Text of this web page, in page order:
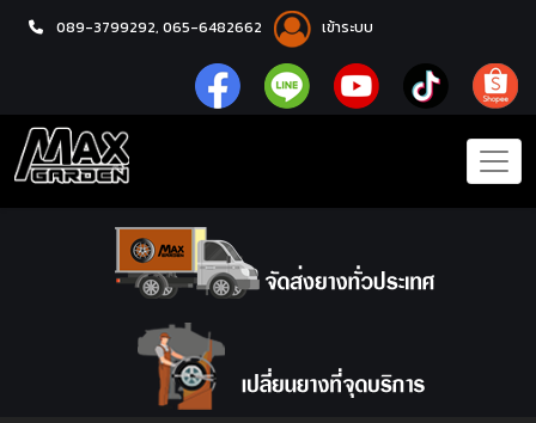
089-3799292, 065-6482662 เข้าระบบ
หน้าแรก